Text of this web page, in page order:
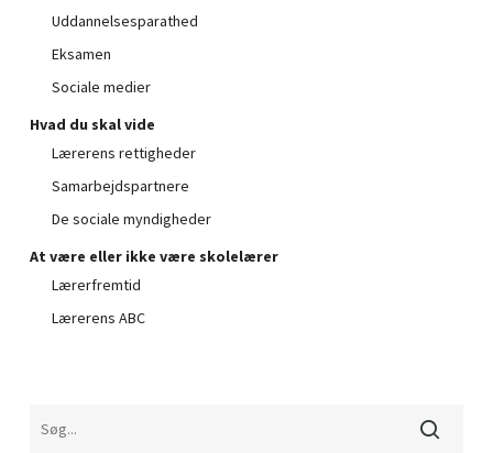
Uddannelsesparathed
Eksamen
Sociale medier
Hvad du skal vide
Lærerens rettigheder
Samarbejdspartnere
De sociale myndigheder
At være eller ikke være skolelærer
Lærerfremtid
Lærerens ABC